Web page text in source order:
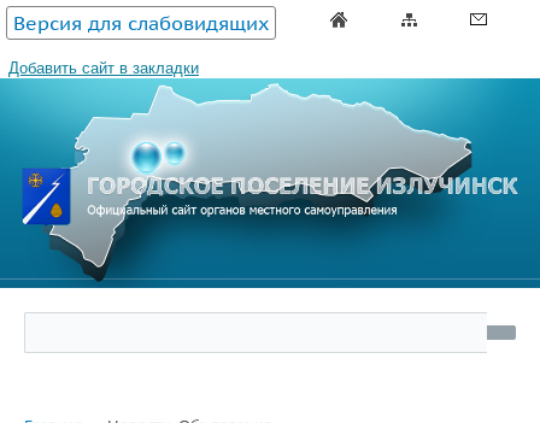
Версия для слабовидящих
Добавить сайт в закладки